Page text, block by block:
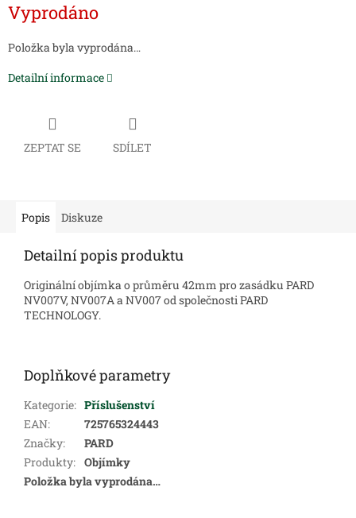
cena:
Vyprodáno
Položka byla vyprodána…
Detailní informace
ZEPTAT SE SDÍLET
Popis Diskuze
Detailní popis produktu
Originální objímka o průměru 42mm pro zasádku PARD
NV007V, NV007A a NV007 od společnosti PARD
TECHNOLOGY.
Doplňkové parametry
Kategorie: Příslušenství
EAN:
725765324443
Značky:
PARD
Produkty: Objímky
Položka byla vyprodána…